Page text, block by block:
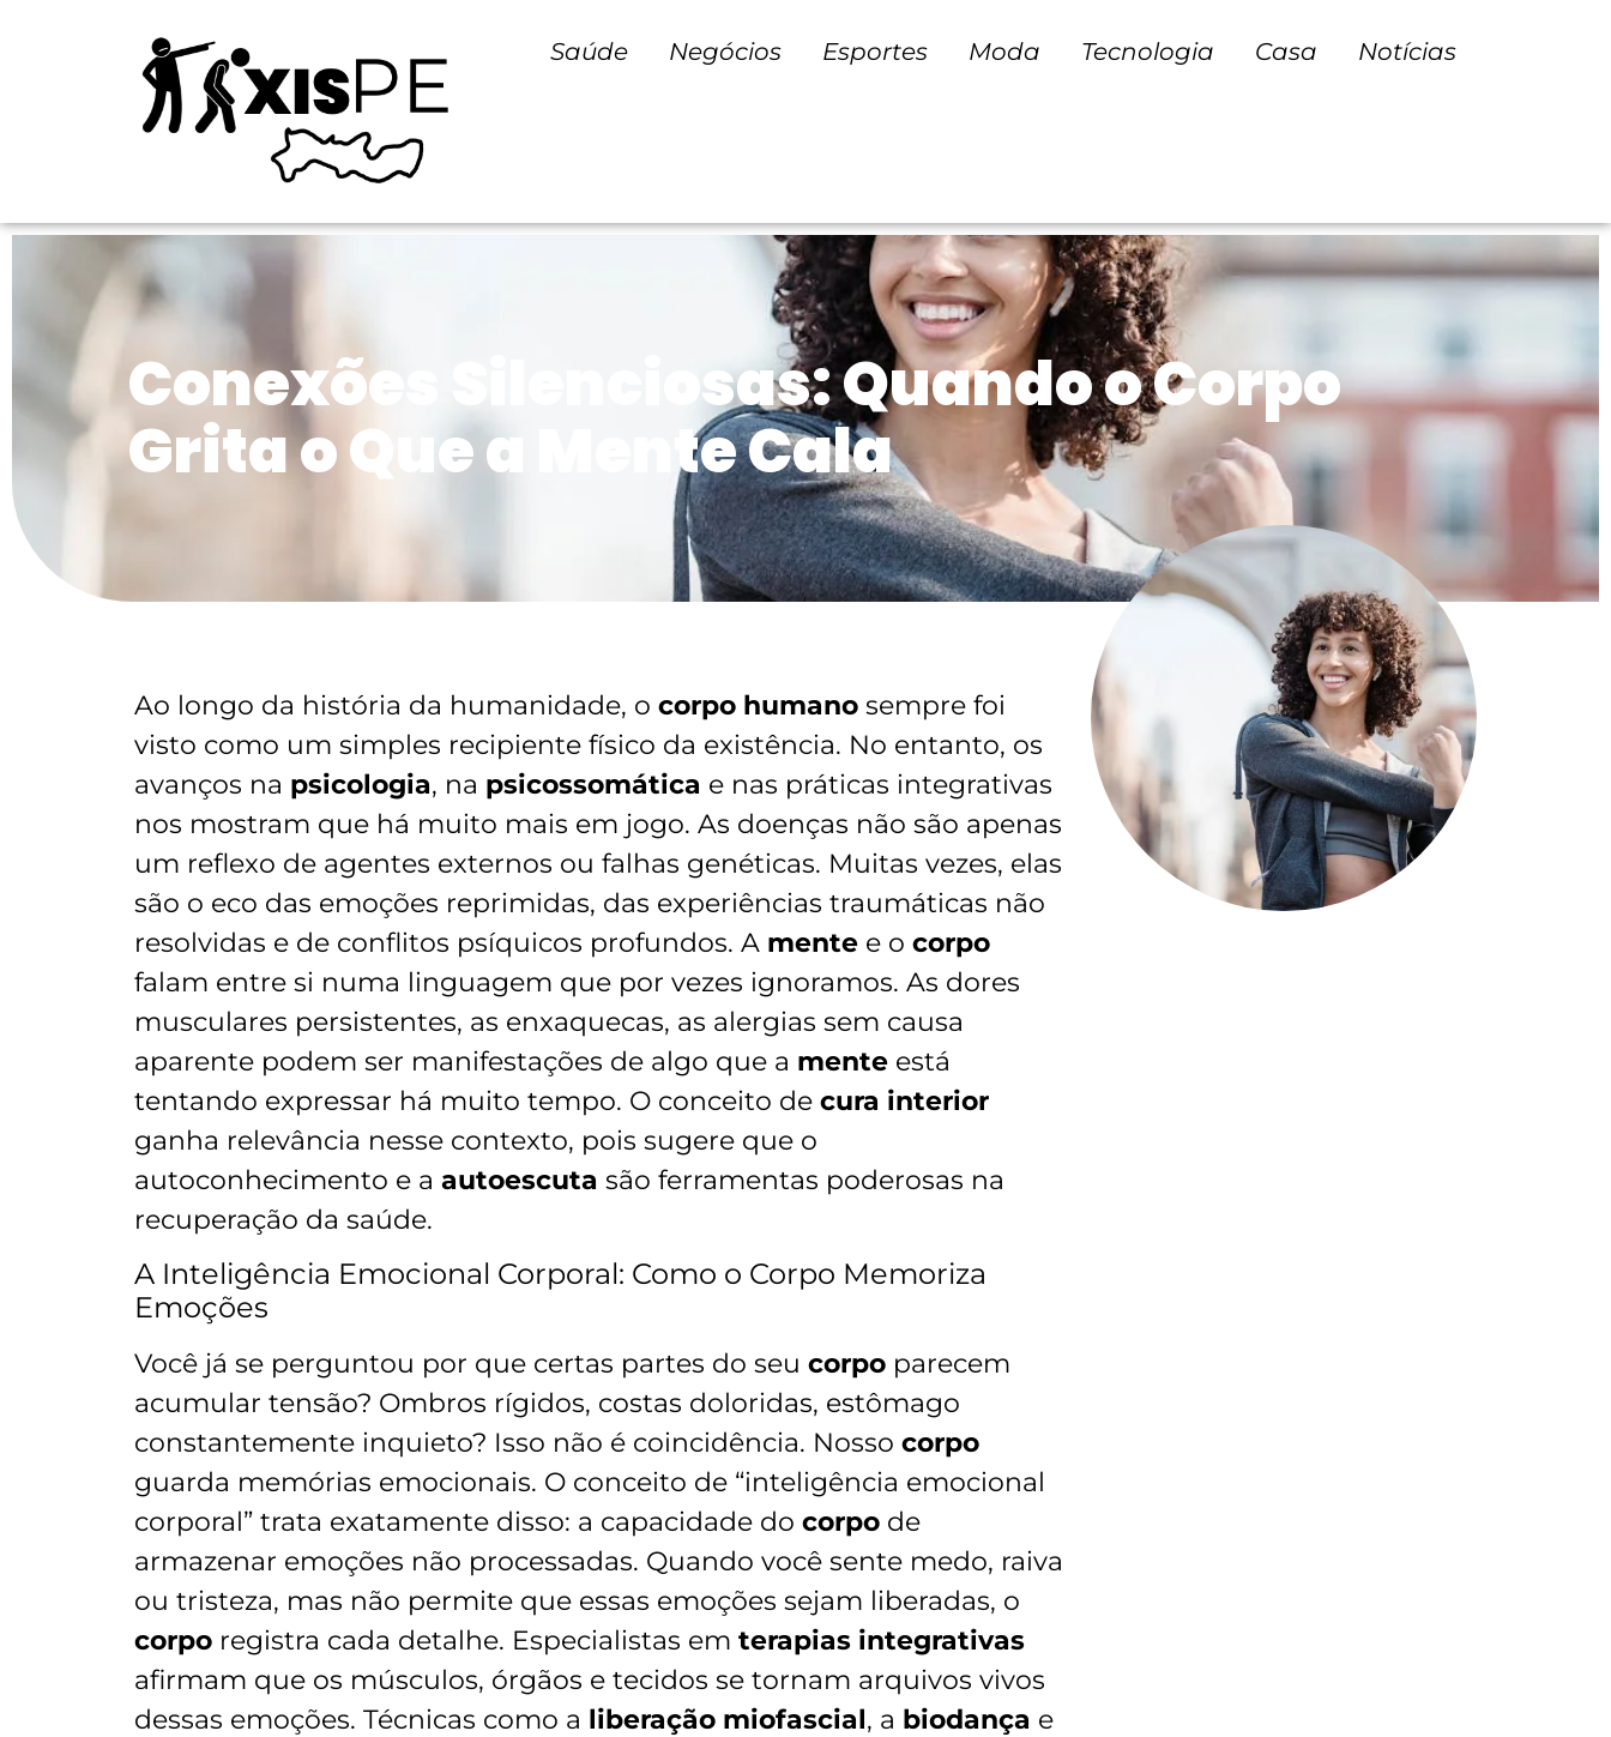
Saúde Negócios Esportes Moda Tecnologia Casa Notícias
Conexões Silenciosas: Quando o Corpo
Grita o Que a Mente Cala
Ao longo da história da humanidade, o corpo humano sempre foi
visto como um simples recipiente físico da existência. No entanto, os
avanços na psicologia, na psicossomática e nas práticas integrativas
nos mostram que há muito mais em jogo. As doenças não são apenas
um reflexo de agentes externos ou falhas genéticas. Muitas vezes, elas
são o eco das emoções reprimidas, das experiências traumáticas não
resolvidas e de conflitos psíquicos profundos. A mente e o corpo
falam entre si numa linguagem que por vezes ignoramos. As dores
musculares persistentes, as enxaquecas, as alergias sem causa
aparente podem ser manifestações de algo que a mente está
tentando expressar há muito tempo. O conceito de cura interior
ganha relevância nesse contexto, pois sugere que o
autoconhecimento e a autoescuta são ferramentas poderosas na
recuperação da saúde.
A Inteligência Emocional Corporal: Como o Corpo Memoriza
Emoções
Você já se perguntou por que certas partes do seu corpo parecem
acumular tensão? Ombros rígidos, costas doloridas, estômago
constantemente inquieto? Isso não é coincidência. Nosso corpo
guarda memórias emocionais. O conceito de “inteligência emocional
corporal” trata exatamente disso: a capacidade do corpo de
armazenar emoções não processadas. Quando você sente medo, raiva
ou tristeza, mas não permite que essas emoções sejam liberadas, o
corpo registra cada detalhe. Especialistas em terapias integrativas
afirmam que os músculos, órgãos e tecidos se tornam arquivos vivos
dessas emoções. Técnicas como a liberação miofascial, a biodança e